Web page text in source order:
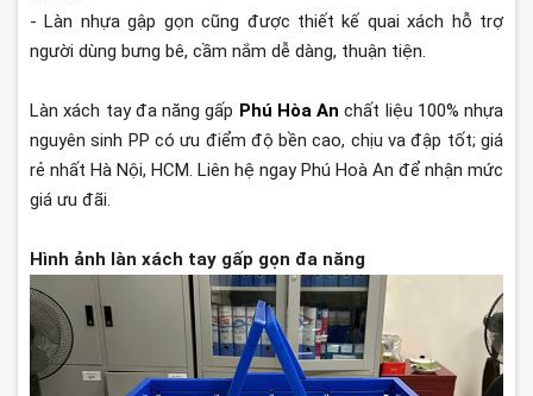
- Làn nhựa gập gọn cũng được thiết kế quai xách hỗ trợ
người dùng bưng bê, cầm nắm dễ dàng, thuận tiện.
Làn xách tay đa năng gấp Phú Hòa An chất liệu 100% nhựa
nguyên sinh PP có ưu điểm độ bền cao, chịu va đập tốt; giá
rẻ nhất Hà Nội, HCM. Liên hệ ngay Phú Hoà An để nhận mức
giá ưu đãi.
Hình ảnh làn xách tay gấp gọn đa năng